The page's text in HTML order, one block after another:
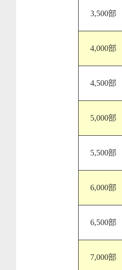
3,500部
4,000部
4,500部
5,000部
5,500部
6,000部
6,500部
7,000部